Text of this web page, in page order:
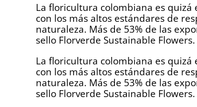
La floricultura colombiana es quizá
con los más altos estándares de
naturaleza. Más de 53% de las
sello Florverde Sustainable Flowers.
La floricultura colombiana es quizá
con los más altos estándares de
naturaleza. Más de 53% de las
sello Florverde Sustainable Flowers.